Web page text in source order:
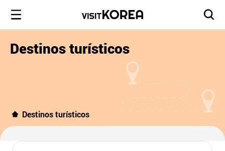
Destinos turísticos
Destinos turísticos